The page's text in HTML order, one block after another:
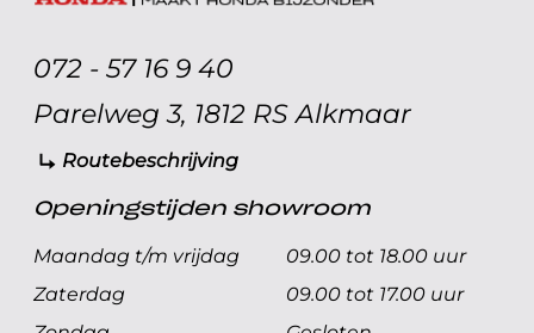
072 - 57 16 9 40
Parelweg 3, 1812 RS Alkmaar
Routebeschrijving
Openingstijden showroom
Maandag t/m vrijdag
09.00 tot 18.00 uur
Zaterdag
09.00 tot 17.00 uur